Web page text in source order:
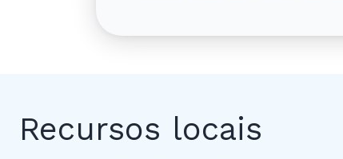
Recursos locais